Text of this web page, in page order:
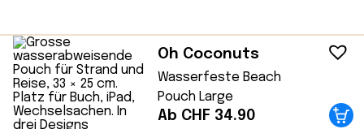
Oh Coconuts
Wasserfeste Beach
Pouch Large
Ab CHF 34.90